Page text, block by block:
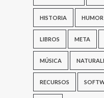
HISTORIA HUMOR
LIBROS META
MÚSICA
RECURSOS